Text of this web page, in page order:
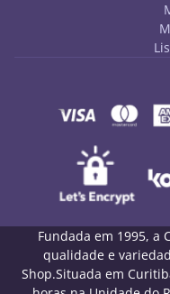
Fundada em 1995, a
qualidade e
Shop.Situada em